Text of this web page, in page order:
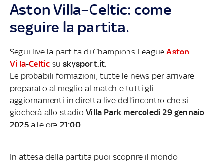
Aston Villa–Celtic: come
seguire la partita.
Segui live la partita di Champions LeagueAston
Villa-Celtic suskysport.it
Le probabili formazioni, tutte le news per arrivare
preparato al meglio al match e tutti gli
aggiornamenti in diretta live dell’incontro che si
giocherà allo stadioVilla Park mercoledì 29 gennaio
2025alle ore 21:00.
In attesa della partita puoi scoprire il mondo